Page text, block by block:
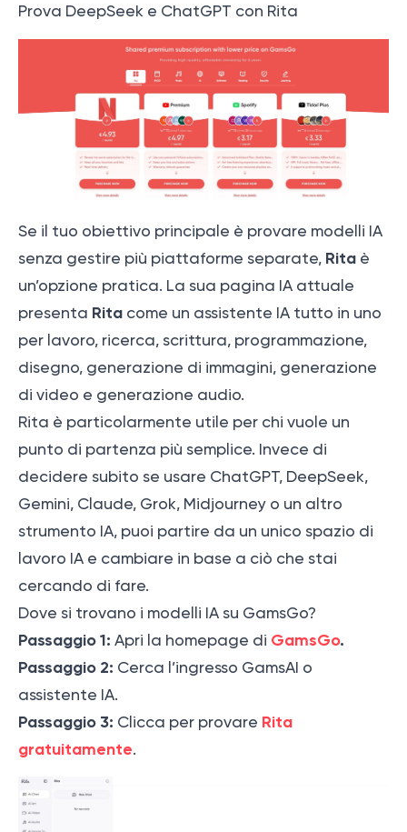
Prova DeepSeek e ChatGPT con Rita
Se il tuo obiettivo principale è provare modelli IA
senza gestire più piattaforme separate, Rita è
un’opzione pratica. La sua pagina IA attuale
presenta Rita come un assistente IA tutto in uno
per lavoro, ricerca, scrittura, programmazione,
disegno, generazione di immagini, generazione
di video e generazione audio.
Rita è particolarmente utile per chi vuole un
punto di partenza più semplice. Invece di
decidere subito se usare ChatGPT, DeepSeek,
Gemini, Claude, Grok, Midjourney o un altro
strumento IA, puoi partire da un unico spazio di
lavoro IA e cambiare in base a ciò che stai
cercando di fare.
Dove si trovano i modelli IA su GamsGo?
Passaggio 1: Apri la homepage di GamsGo.
Passaggio 2: Cerca l’ingresso GamsAI o
assistente IA.
Passaggio 3: Clicca per provare Rita
gratuitamente.